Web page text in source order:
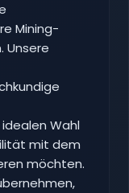
Mining-
Unsere
Wahl
mit dem
möchten.